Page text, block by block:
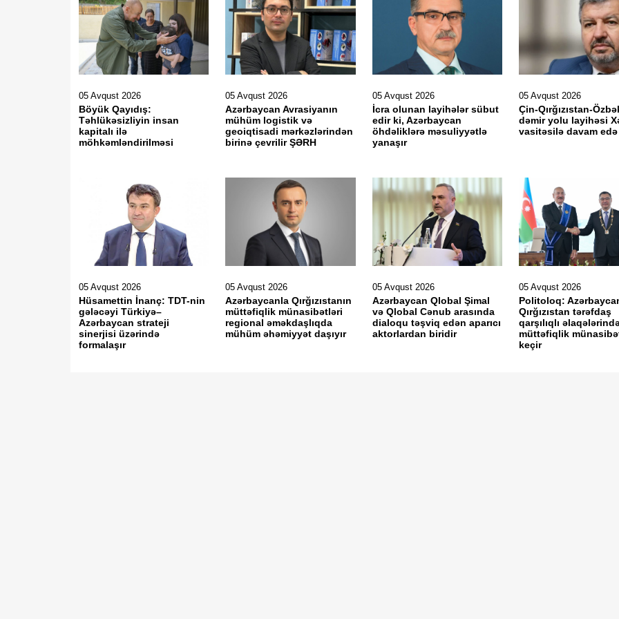
05 Avqust 2026
Böyük Qayıdış:
Təhlükəsizliyin insan
kapitalı ilə
möhkəmləndirilməsi
05 Avqust 2026
Azərbaycan Avrasiyanın
mühüm logistik və
geoiqtisadi mərkəzlərindən
birinə çevrilir ŞƏRH
05 Avqust 2026
İcra olunan layihələr sübut
edir ki, Azərbaycan
öhdəliklərə məsuliyyətlə
yanaşır
05 Avqust 2026
Çin-Qırğızıstan-
dəmir yolu layihəsi
vasitəsilə davam
05 Avqust 2026
Hüsamettin İnanç: TDT-nin
gələcəyi Türkiyə–
Azərbaycan strateji
sinerjisi üzərində
formalaşır
05 Avqust 2026
Azərbaycanla Qırğızıstanın
müttəfiqlik münasibətləri
regional əməkdaşlıqda
mühüm əhəmiyyət daşıyır
05 Avqust 2026
Azərbaycan Qlobal Şimal
və Qlobal Cənub arasında
dialoqu təşviq edən aparıcı
aktorlardan biridir
05 Avqust 2026
Politoloq:
Qırğızıstan tərəfdaş
qarşılıqlı
müttəfiqlik
keçir